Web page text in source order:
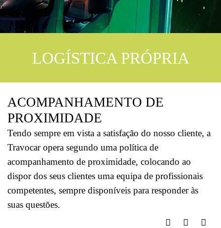
LOGÍSTICA PRÓPRIA
ACOMPANHAMENTO DE
PROXIMIDADE
Tendo sempre em vista a satisfação do nosso cliente, a
Travocar opera segundo uma política de
acompanhamento de proximidade, colocando ao
dispor dos seus clientes uma equipa de profissionais
competentes, sempre disponíveis para responder às
suas questões.